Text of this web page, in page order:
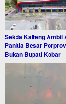
Sekda Kalteng Ambil
Panitia Besar
Bukan Bupati Kobar